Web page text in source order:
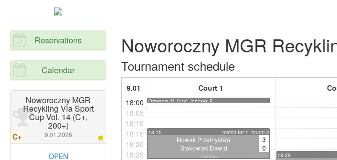
Reservations
Calendar
C+
Noworoczny MGR
Recykling Via Sport
Cup Vol. 14 (C+,
200+)
9.01.2026
OPEN
Noworoczny MGR
Tournament schedule
9.01 Court 1
18:15 match for 1, round 2
Nowak Przemysław
3
Stokowiec Dawid
0
OPEN
Ormianin M. [0:3] Jończyk P.
18:26
18:00
18:05
18:10
18:15
18:20
18:25